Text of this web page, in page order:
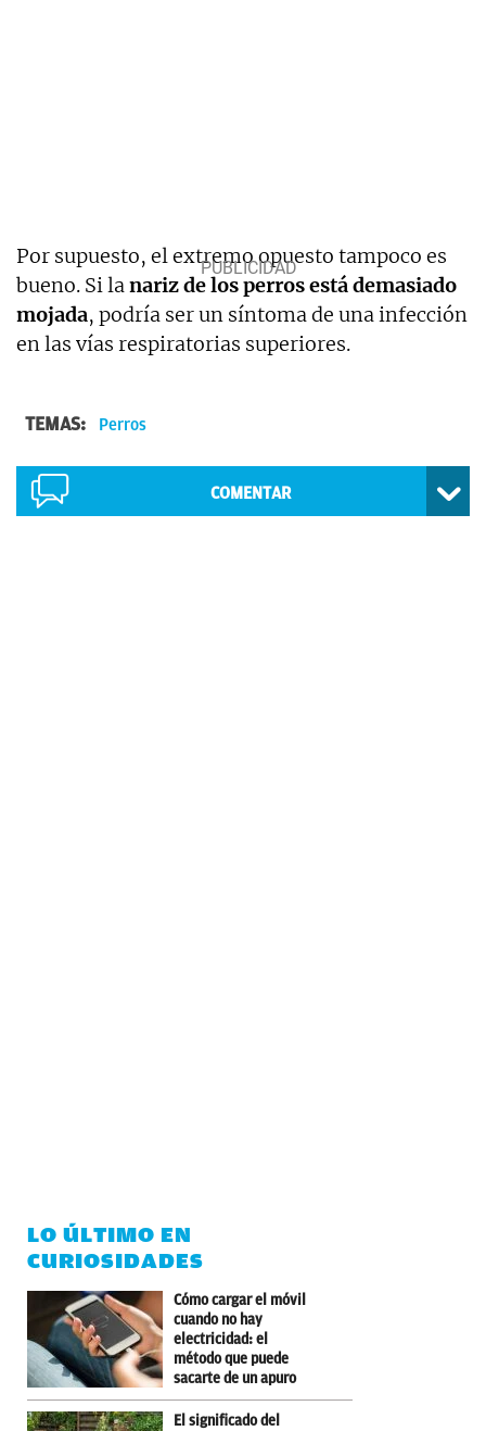
Por supuesto, el extremo opuesto tampoco es
bueno. Si lanariz de los perros está demasiado
mojada, podría ser un síntoma de una infección
en las vías respiratorias superiores.
TEMAS: Perros
COMENTAR
LO ÚLTIMO EN
CURIOSIDADES
Cómo cargar el móvil
cuando no hay
electricidad: el
método que puede
sacarte de un apuro
El significado del